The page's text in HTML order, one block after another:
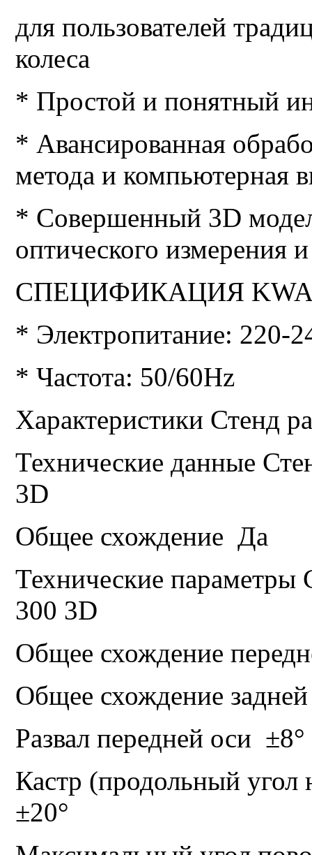
для пользователей
колеса
* Простой и понятный
* Авансированная
метода и компьютерная
* Совершенный 3D
оптического измерения
СПЕЦИФИКАЦИЯ
* Электропитание: 220-
* Частота: 50/60Hz
Характеристики Стенд
Технические данные
3D
Общее схождение Да
Технические параметры
300 3D
Общее схождение
Общее схождение
Развал передней оси ±8°
Кастр (продольный угол
±20°